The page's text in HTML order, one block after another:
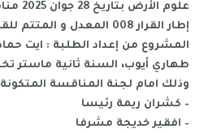
علوم
إطار القرار 008 المعدل و المتتم للقرار 1275.
المشروع من إعداد الطلبة : ايت
طهاري أيوب، السنة ثانية ماستر
وذلك امام لجنة المناقسة
– كشران ريمة رئيسا
– افقير خديجة مشرفا